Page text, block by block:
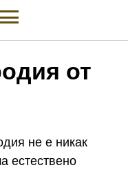
от
не е никак
естествено